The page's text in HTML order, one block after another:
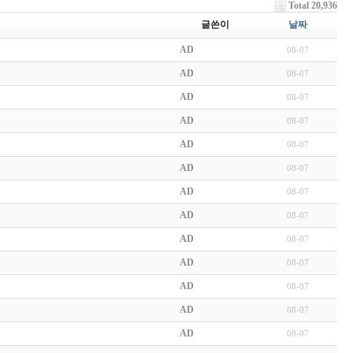
Total 20,936
글쓴이
날짜
AD 08-07
AD 08-07
AD 08-07
AD 08-07
AD 08-07
AD 08-07
AD 08-07
AD 08-07
AD 08-07
AD 08-07
AD 08-07
AD 08-07
AD 08-07